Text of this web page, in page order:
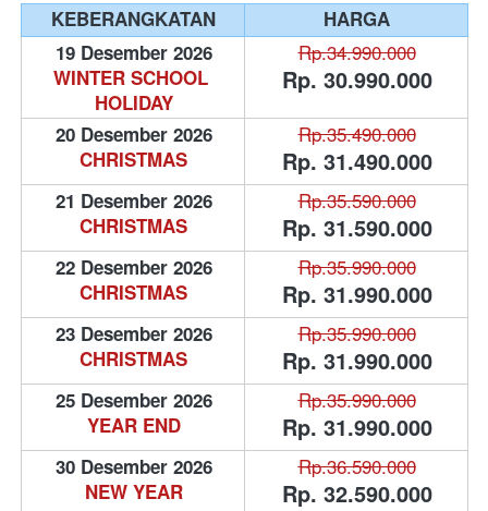
KEBERANGKATAN
HARGA
19 Desember 2026
WINTER SCHOOL
HOLIDAY
Rp.34.990.000
Rp. 30.990.000
20 Desember 2026
CHRISTMAS
Rp.35.490.000
Rp. 31.490.000
21 Desember 2026
CHRISTMAS
Rp.35.590.000
Rp. 31.590.000
22 Desember 2026
CHRISTMAS
Rp.35.990.000
Rp. 31.990.000
23 Desember 2026
CHRISTMAS
Rp.35.990.000
Rp. 31.990.000
25 Desember 2026
YEAR END
Rp.35.990.000
Rp. 31.990.000
30 Desember 2026
NEW YEAR
Rp.36.590.000
Rp. 32.590.000